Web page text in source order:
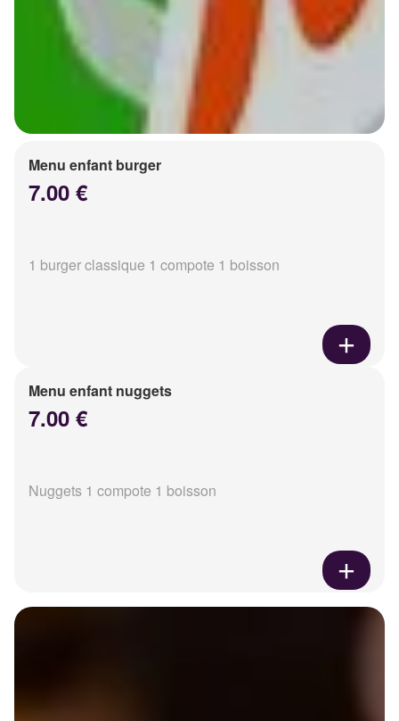
Menu enfant burger
7.00 €
1 burger classique 1 compote 1 boisson
Menu enfant nuggets
7.00 €
Nuggets 1 compote 1 boisson